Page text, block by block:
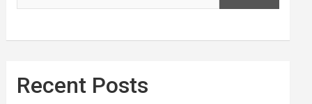
Recent Posts